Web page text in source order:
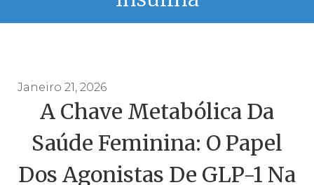
Janeiro 21, 2026
A Chave Metabólica Da
Saúde Feminina: O Papel
Dos Agonistas De GLP-1 Na